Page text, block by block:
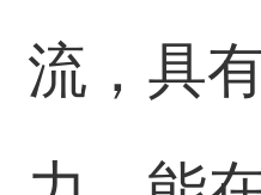
设计的
流，具